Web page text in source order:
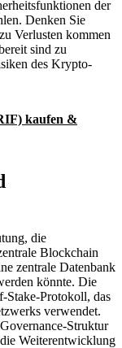
der
Denken Sie
Verlusten kommen
sind zu
des Krypto-
kaufen &
die
Blockchain
zentrale Datenbank
könnte. Die
Stake-Protokoll, das
verwendet.
Struktur
Weiterentwicklung